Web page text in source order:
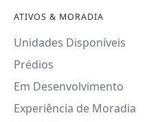
ATIVOS & MORADIA
Unidades Disponíveis
Prédios
Em Desenvolvimento
Experiência de Moradia